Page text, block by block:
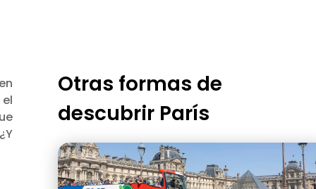
Otras formas de
descubrir París